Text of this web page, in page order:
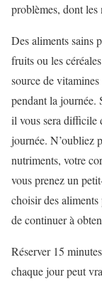
problèmes, dont les
Des aliments sains
fruits ou les
source de
pendant la journée.
il vous sera difficile
journée. N’oubliez
nutriments, votre
vous prenez un
choisir des
de continuer à
Réserver 15
chaque jour peut